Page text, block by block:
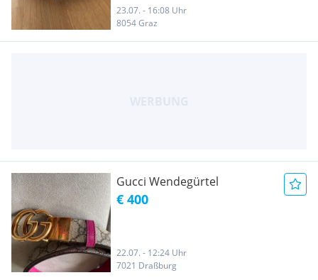
23.07. - 16:08 Uhr
8054 Graz
Gucci Wendegürtel
€ 400
22.07. - 12:24 Uhr
7021 Draßburg